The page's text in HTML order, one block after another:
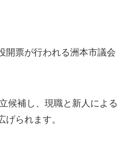
開票が行われる洲本市議会
候補し、現職と新人による
げられます。